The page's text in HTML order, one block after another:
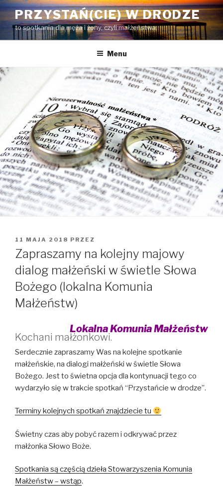
Przejdź
treści
PRZYSTAŃ(CIE) W DRODZE
to spotkania dla męża i żony, czyli małżeństwa.
Menu
OPUBLIKOWANE
W
11 MAJA 2018 PRZEZ
Zapraszamy na kolejny majowy
dialog małżeński w świetle Słowa
Bożego (lokalna Komunia
Małżeństw)
Lokalna Komunia Małżeństw
Kochani małżonkowi.
Serdecznie zapraszamy Was na kolejne spotkanie
małżeńskie, na dialogi małżeński w świetle Słowa
Bożego. Jest to świetna opcja dla kontynuacji tego co
wydarzyło się w trakcie spotkań “Przystańcie w drodze”.
Terminy kolejnych spotkań znajdziecie tu
Świetny czas aby pobyć razem i odkrywać przez
małżonka Słowo Boże.
Spotkania są częścią dzieła Stowarzyszenia Komunia
Małżeństw – wstąp.